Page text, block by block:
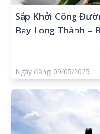
Sắp Khởi Công
Bay Long Thành –
Ngày đăng: 09/05/2025